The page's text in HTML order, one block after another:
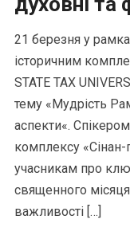
21 березня у
історичним
STATE TAX
тему «Мудрість
аспекти«.
комплексу
учасникам про
священного
важливості […]